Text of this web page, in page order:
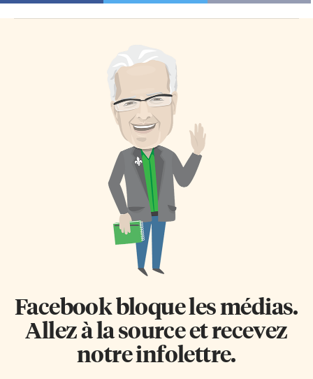
Facebook bloque les médias.
Allez à la source et recevez
notre infolettre.